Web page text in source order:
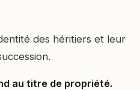
des héritiers et leur
au titre de propriété.